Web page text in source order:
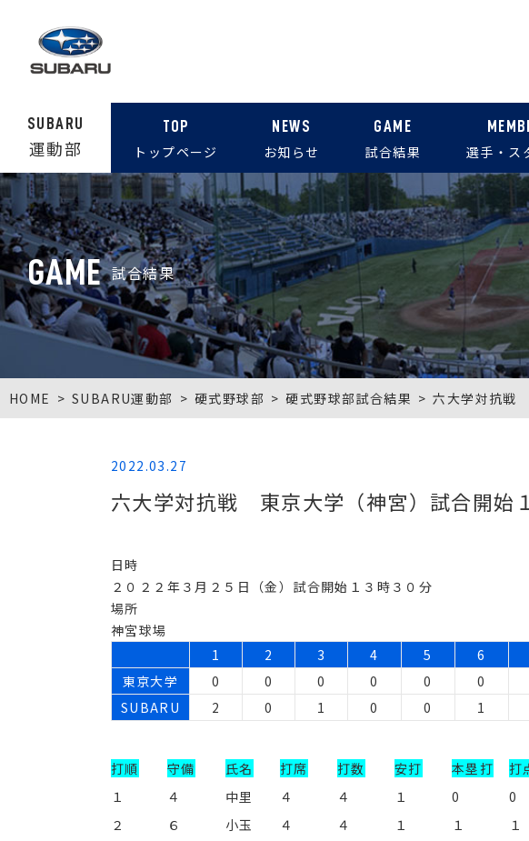
SUBARU
運動部
TOP
トップページ
NEWS
お知らせ
GAME
試合結果 選手・ス
GAME 試合結果
HOME SUBARU運動部 硬式野球部 硬式野球部試合結果 六大学対抗戦
2022.03.27
六大学対抗戦 東京大学（神宮）試合開始
日時
２０２２年３月２５日（金）試合開始１３時３０分
場所
神宮球場
1
2 3 4 5 6
東京大学
0 0 0 0 0 0
SUBARU
2 0 1 0 0 1
打順 守備 氏名 打席 打数 安打 本塁打 打
１
４ 中里 ４ ４ １ 0 0
２
６ 小玉 ４ ４ １ １ １